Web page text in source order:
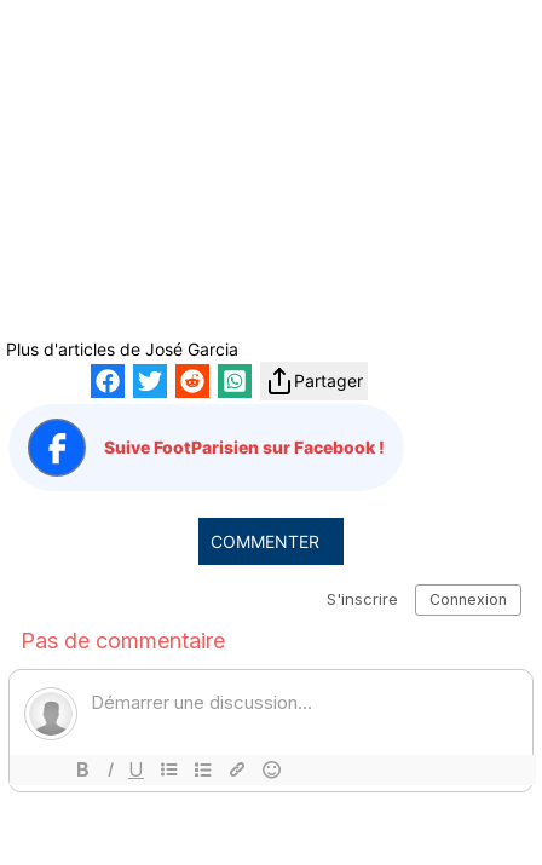
Plus d'articles de José Garcia
Partager
Suive FootParisien sur Facebook !
COMMENTER